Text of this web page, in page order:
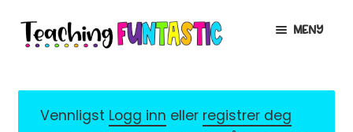
Hopp
til
Hopp
til
MENY
UNDERMENY
MIN KONTO
Vennligst Logg inn eller registrer deg